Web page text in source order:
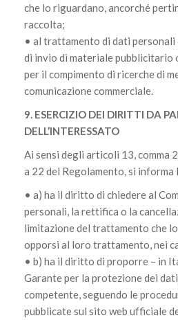
che lo riguardano, ancorché
raccolta;
• al trattamento di dati personali
di invio di materiale pubblicitario
per il compimento di ricerche di
comunicazione commerciale.
9. ESERCIZIO DEI DIRITTI DA
DELL’INTERESSATO
Ai sensi degli articoli 13, comma
a 22 del Regolamento, si informa
• a) ha il diritto di chiedere al
personali, la rettifica o la
limitazione del trattamento che
opporsi al loro trattamento, nei
• b) ha il diritto di proporre – in
Garante per la protezione dei
competente, seguendo le
pubblicate sul sito web ufficiale